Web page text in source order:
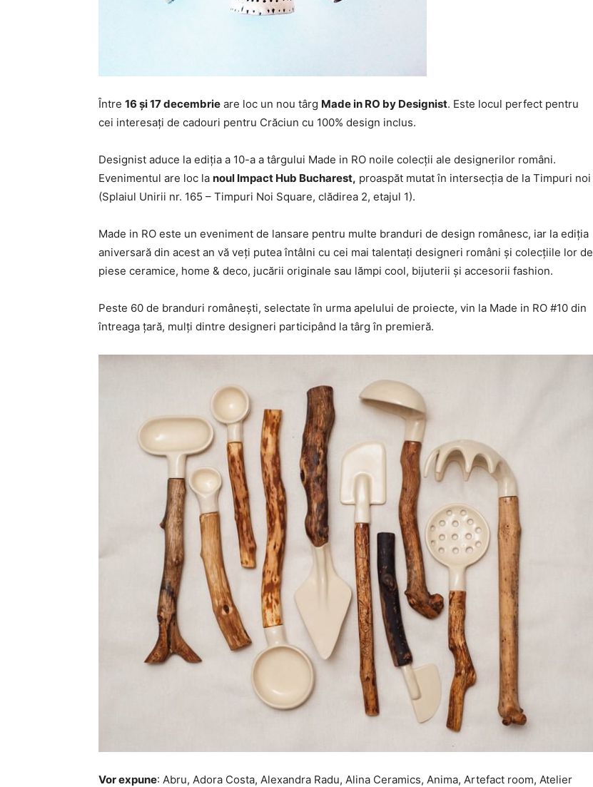
Între 16 şi 17 decembrie are loc un nou târg Made in RO by Designist. Este locul perfect pentru
cei interesați de cadouri pentru Crăciun cu 100% design inclus.
Designist aduce la ediţia a 10-a a târgului Made in RO noile colecţii ale designerilor români.
Evenimentul are loc la noul Impact Hub Bucharest, proaspăt mutat în intersecţia de la Timpuri noi
(Splaiul Unirii nr. 165 – Timpuri Noi Square, clădirea 2, etajul 1).
Made in RO este un eveniment de lansare pentru multe branduri de design românesc, iar la ediţia
aniversară din acest an vă veţi putea întâlni cu cei mai talentaţi designeri români şi colecţiile lor de
piese ceramice, home & deco, jucării originale sau lămpi cool, bijuterii şi accesorii fashion.
Peste 60 de branduri româneşti, selectate în urma apelului de proiecte, vin la Made in RO #10 din
întreaga ţară, mulţi dintre designeri participând la târg în premieră.
Vor expune: Abru, Adora Costa, Alexandra Radu, Alina Ceramics, Anima, Artefact room, Atelier